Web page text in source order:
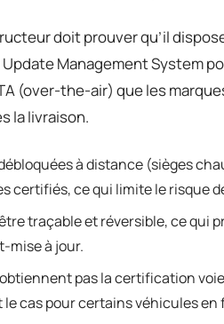
doit prouver qu’il
Management System
(over-the-air) que les
la livraison.
à distance (sièges
certifiés, ce qui limite le risque
traçable et réversible, ce qui
mise à jour.
pas la certification
cas pour certains véhicules en